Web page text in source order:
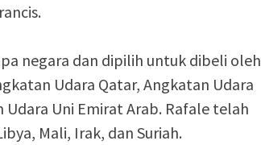
negara dan dipilih untuk dibeli oleh
Udara Qatar, Angkatan Udara
Uni Emirat Arab. Rafale telah
Mali, Irak, dan Suriah.